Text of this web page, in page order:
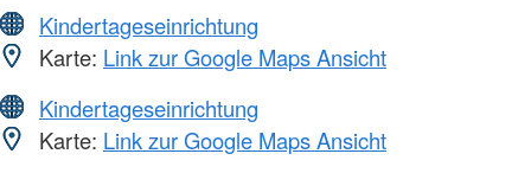
Kindertageseinrichtung
Karte: Link zur Google Maps Ansicht
Kindertageseinrichtung
Karte: Link zur Google Maps Ansicht